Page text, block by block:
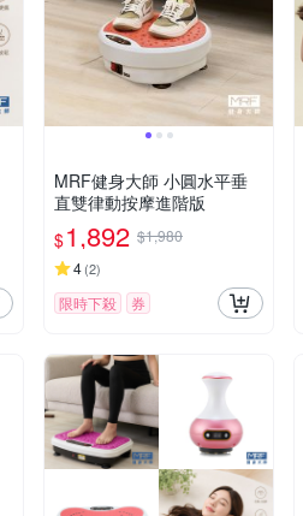
MRF健身大師 ⼩圓⽔平垂
直雙律動按摩進階版
$1,892 $1,980
4(2)
限時下殺 券